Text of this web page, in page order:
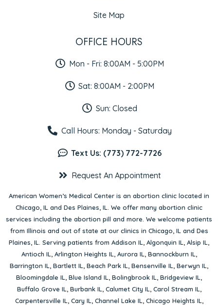
Site Map
OFFICE HOURS
Mon - Fri: 8:00AM - 5:00PM
Sat: 8:00AM - 2:00PM
Sun: Closed
Call Hours: Monday - Saturday
Text Us: (773) 772-7726
Request An Appointment
American Women’s Medical Center is an abortion clinic located in
Chicago, IL and Des Plaines, IL. We offer many abortion clinic
services including the abortion pill and more. We welcome patients
from Illinois and out of state at our clinics in Chicago, IL and Des
Plaines, IL. Serving patients from Addison IL, Algonquin IL, Alsip IL,
Antioch IL, Arlington Heights IL, Aurora IL, Bannockburn IL,
Barrington IL, Bartlett IL, Beach Park IL, Bensenville IL, Berwyn IL,
Bloomingdale IL, Blue Island IL, Bolingbrook IL, Bridgeview IL,
Buffalo Grove IL, Burbank IL, Calumet City IL, Carol Stream IL,
Carpentersville IL, Cary IL, Channel Lake IL, Chicago Heights IL,